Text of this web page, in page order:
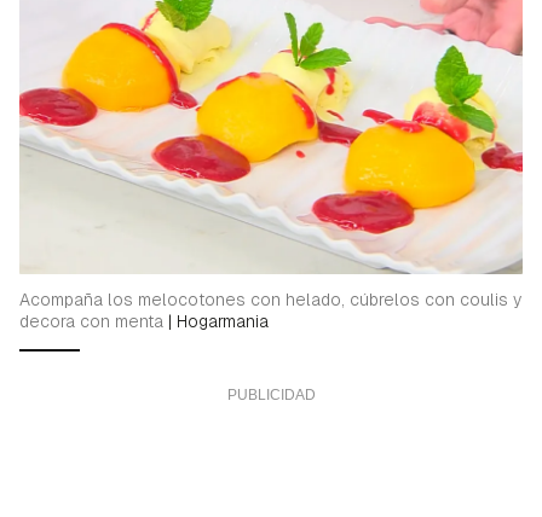
Acompaña los melocotones con helado, cúbrelos con coulis y
decora con menta | Hogarmania